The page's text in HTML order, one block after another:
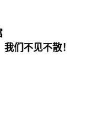
们不见不散！